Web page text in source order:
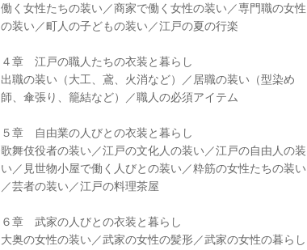
働く女性たちの装い／商家で働く女性の装い／専門職の女性
の装い／町人の子どもの装い／江戸の夏の行楽
４章 江戸の職人たちの衣装と暮らし
出職の装い（大工、鳶、火消など）／居職の装い（型染め
師、傘張り、籠結など）／職人の必須アイテム
５章 自由業の人びとの衣装と暮らし
歌舞伎役者の装い／江戸の文化人の装い／江戸の自由人の装
い／見世物小屋で働く人びとの装い／粋筋の女性たちの装い
／芸者の装い／江戸の料理茶屋
６章 武家の人びとの衣装と暮らし
大奥の女性の装い／武家の女性の髪形／武家の女性の暮らし